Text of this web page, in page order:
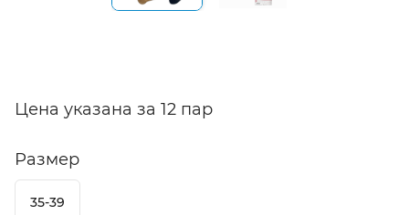
Цена указана за 12 пар
Размер
35-39